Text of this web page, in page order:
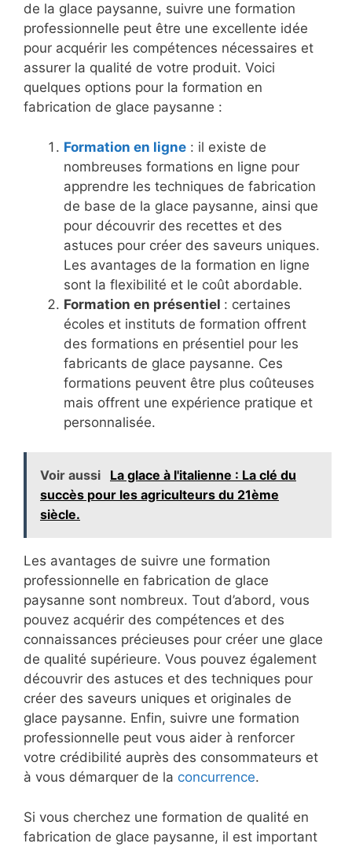
de la glace paysanne, suivre une formation
professionnelle peut être une excellente idée
pour acquérir les compétences nécessaires et
assurer la qualité de votre produit. Voici
quelques options pour la formation en
fabrication de glace paysanne :
Formation en ligne : il existe de
nombreuses formations en ligne pour
apprendre les techniques de fabrication
de base de la glace paysanne, ainsi que
pour découvrir des recettes et des
astuces pour créer des saveurs uniques.
Les avantages de la formation en ligne
sont la flexibilité et le coût abordable.
Formation en présentiel : certaines
écoles et instituts de formation offrent
des formations en présentiel pour les
fabricants de glace paysanne. Ces
formations peuvent être plus coûteuses
mais offrent une expérience pratique et
personnalisée.
Voir aussi
La glace à l'italienne : La clé du
succès pour les agriculteurs du 21ème
siècle.
Les avantages de suivre une formation
professionnelle en fabrication de glace
paysanne sont nombreux. Tout d’abord, vous
pouvez acquérir des compétences et des
connaissances précieuses pour créer une glace
de qualité supérieure. Vous pouvez également
découvrir des astuces et des techniques pour
créer des saveurs uniques et originales de
glace paysanne. Enfin, suivre une formation
professionnelle peut vous aider à renforcer
votre crédibilité auprès des consommateurs et
à vous démarquer de la concurrence.
Si vous cherchez une formation de qualité en
fabrication de glace paysanne, il est important